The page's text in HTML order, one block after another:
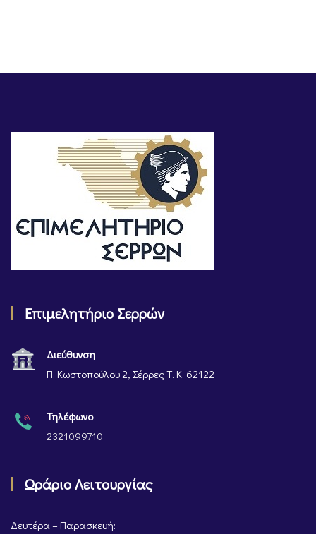
Επιμελητήριο Σερρών
Διεύθυνση
Π. Κωστοπούλου 2, Σέρρες Τ. Κ. 62122
Τηλέφωνο
2321099710
Ωράριο Λειτουργίας
Δευτέρα – Παρασκευή: